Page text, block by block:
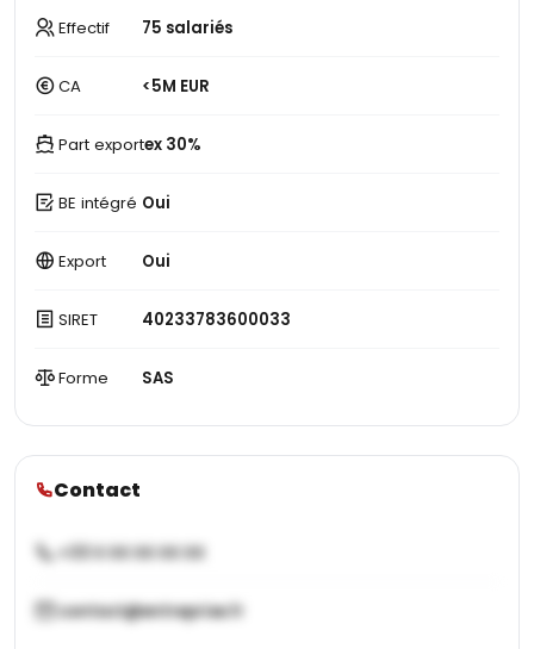
Effectif 75 salariés
CA <5M EUR
Part exportex 30%
BE intégré Oui
Export Oui
SIRET 40233783600033
Forme SAS
Contact
+33 X XX XX XX XX
contact@entreprise.fr